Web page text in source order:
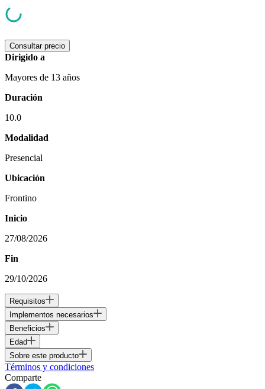
Consultar precio
Dirigido a
Mayores de 13 años
Duración
10.0
Modalidad
Presencial
Ubicación
Frontino
Inicio
27/08/2026
Fin
29/10/2026
Requisitos
Implementos necesarios
Beneficios
Edad
Sobre este producto
Términos y condiciones
Comparte